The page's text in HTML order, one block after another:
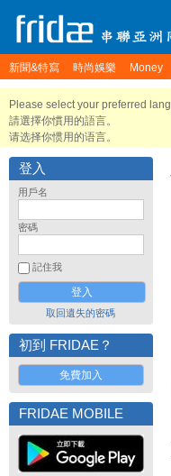
新聞&特寫 時尚娛樂 Money
Please select your preferred
請選擇你慣用的語言。
请选择你惯用的语言。
登入
用戶名
密碼
記住我
取回遺失的密碼
初到 FRIDAE？
免費加入
FRIDAE MOBILE